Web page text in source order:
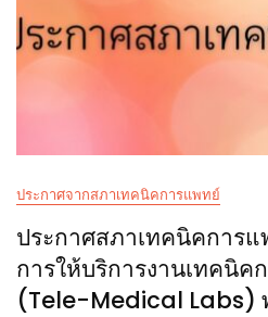
ประกาศจากสภาเทคนิคการแพทย์
ประกาศสภาเทคนิคการแ
การให้บริการงานเทคนิค
(Tele-Medical Labs)